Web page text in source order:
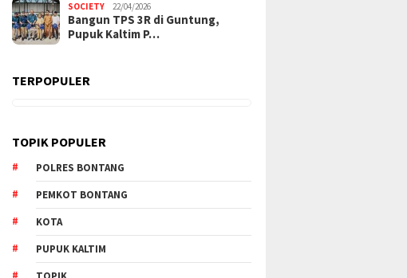
SOCIETY 22/04/2026
Bangun TPS 3R di Guntung,
Pupuk Kaltim P…
TERPOPULER
TOPIK POPULER
POLRES BONTANG
PEMKOT BONTANG
KOTA
PUPUK KALTIM